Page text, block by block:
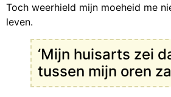
Toch weerhield mijn moeheid me
leven.
‘Mijn huisarts zei
tussen mijn oren